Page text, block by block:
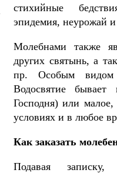
стихийные
эпидемия, неурожай
Молебнами также
других святынь, а
пр. Особым видом
Водосвятие
Господня) или
условиях и в любое
Как заказать
Подавая